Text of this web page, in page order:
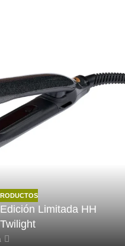
Limitada HH